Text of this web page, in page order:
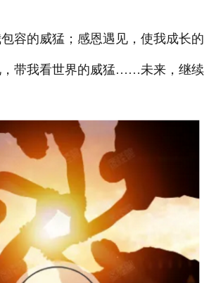
容的威猛；感恩遇见，使我成长的
，带我看世界的威猛……未来，继续